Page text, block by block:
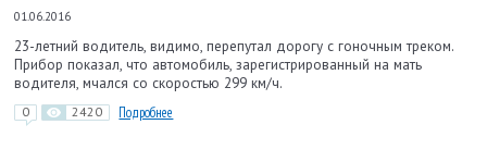
01.06.2016
23-летний водитель, видимо, перепутал дорогу с гоночным треком.
Прибор показал, что автомобиль, зарегистрированный на мать
водителя, мчался со скоростью 299 км/ч.
0 2420 Подробнее